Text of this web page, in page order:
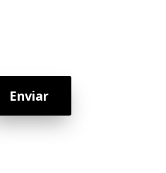
Enviar